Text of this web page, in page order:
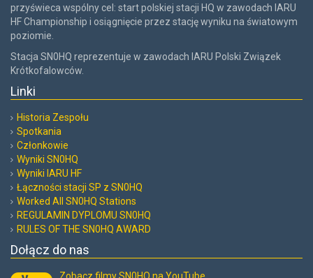
przyświeca wspólny cel: start polskiej stacji HQ w zawodach IARU
HF Championship i osiągnięcie przez stację wyniku na światowym
poziomie.
Stacja SN0HQ reprezentuje w zawodach IARU Polski Związek
Krótkofalowców.
Linki
Historia Zespołu
Spotkania
Członkowie
Wyniki SN0HQ
Wyniki IARU HF
Łączności stacji SP z SN0HQ
Worked All SN0HQ Stations
REGULAMIN DYPLOMU SN0HQ
RULES OF THE SN0HQ AWARD
Dołącz do nas